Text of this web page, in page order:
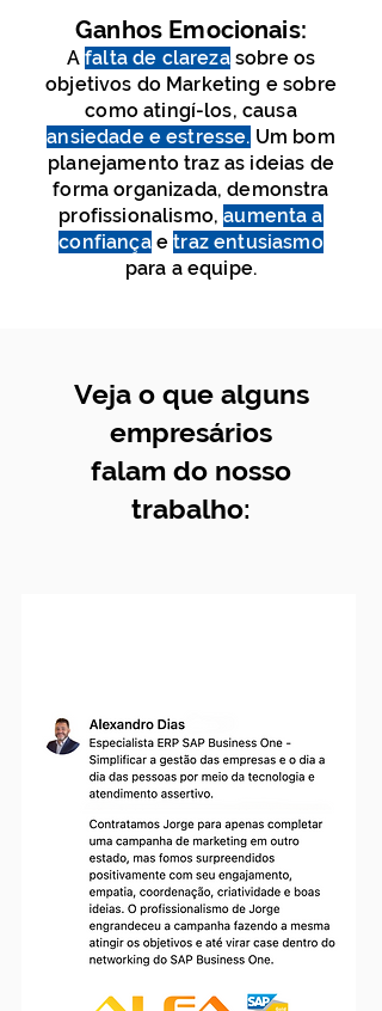
Ganhos Emocionais:
Afalta de clarezasobre os
objetivos do Marketing e sobre
como atingí-los, causa
ansiedade e estresse. Um bom
planejamento traz as ideias de
forma organizada, demonstra
profissionalismo,aumenta a
confiançaetraz entusiasmo
para a equipe.
Veja o que alguns
empresários
falam do nosso
trabalho: